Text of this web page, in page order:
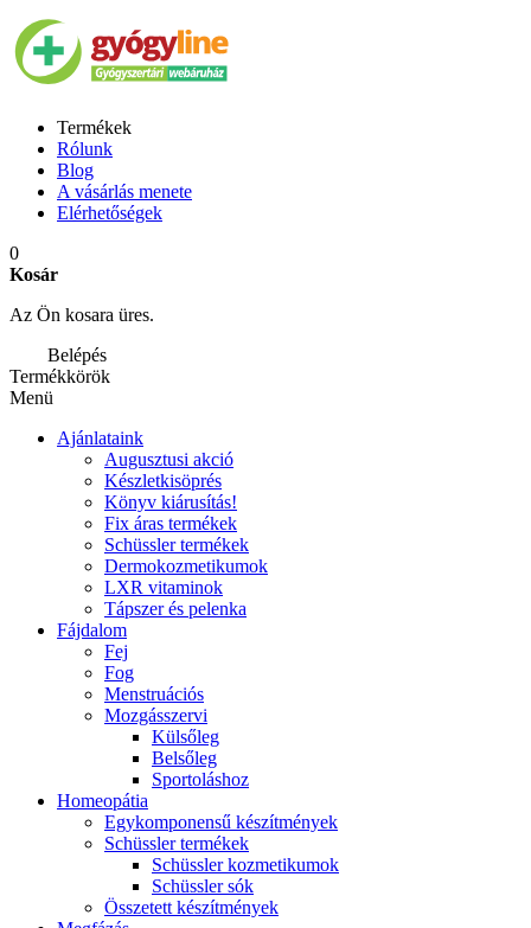
Termékek
Rólunk
Blog
A vásárlás menete
Elérhetőségek
0
Kosár
Az Ön kosara üres.
Belépés
Termékkörök
Menü
Ajánlataink
Augusztusi akció
Készletkisöprés
Könyv kiárusítás!
Fix áras termékek
Schüssler termékek
Dermokozmetikumok
LXR vitaminok
Tápszer és pelenka
Fájdalom
Fej
Fog
Menstruációs
Mozgásszervi
Külsőleg
Belsőleg
Sportoláshoz
Homeopátia
Egykomponensű készítmények
Schüssler termékek
Schüssler kozmetikumok
Schüssler sók
Összetett készítmények